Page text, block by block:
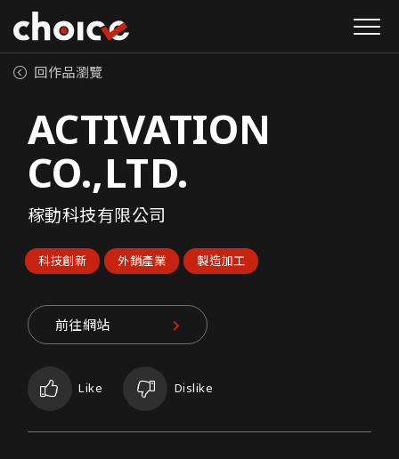
回作品瀏覽
ACTIVATION
CO.,LTD.
稼動科技有限公司
科技創新 外銷產業 製造加工
前往網站
Like Dislike